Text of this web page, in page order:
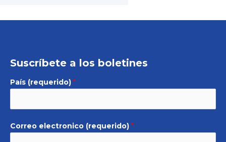
Suscríbete a los boletines
País (requerido) *
Correo electronico (requerido) *